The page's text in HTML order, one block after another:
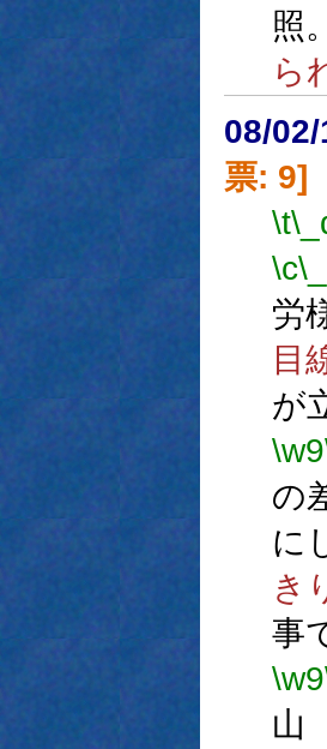
照。
ら
08/
票: 9]
\t
\c
労
目
が
\w9
の
に
き
事
\w9